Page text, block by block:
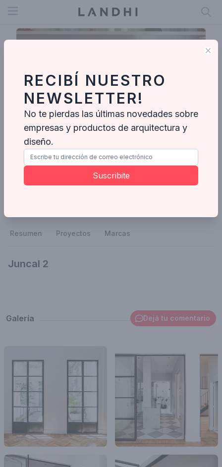
Open menu
Parq Estudio
Enviar mensaje
Resumen Proyectos Marcas
Juncal 2
Galería Dejá tu comentario
RECIBÍ NUESTRO
NEWSLETTER!
No te pierdas las últimas novedades sobre
empresas y productos de arquitectura y
diseño.
Suscribite